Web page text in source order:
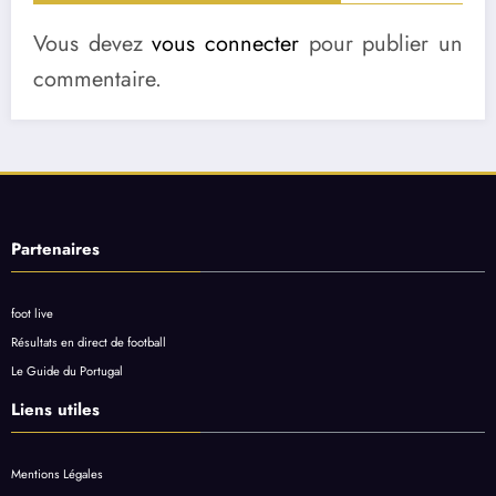
Vous devezvous connecter pour publier un
commentaire.
Partenaires
foot live
Résultats en direct de football
Le Guide du Portugal
Liens utiles
Mentions Légales